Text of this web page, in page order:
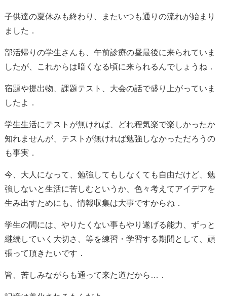
子供達の夏休みも終わり、またいつも通りの流れが始まり
ました．
部活帰りの学生さんも、午前診療の昼最後に来られていま
したが、これからは暗くなる頃に来られるんでしょうね．
宿題や提出物、課題テスト、大会の話で盛り上がっていま
したよ．
学生生活にテストが無ければ、どれ程気楽で楽しかったか
知れませんが、テストが無ければ勉強しなかっただろうの
も事実．
今、大人になって、勉強してもしなくても自由だけど、勉
強しないと生活に苦しむというか、色々考えてアイデアを
生み出すためにも、情報収集は大事ですからね．
学生の間には、やりたくない事もやり遂げる能力、ずっと
継続していく大切さ、等を練習・学習する期間として、頑
張って頂きたいです．
皆、苦しみながらも通って来た道だから…．